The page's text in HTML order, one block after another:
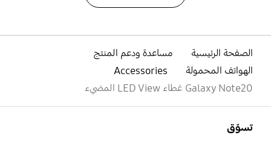
الصفحة الرئيسية
مساعدة ودعم المنتج
الهواتف المحمولة
Accessories
Galaxy Note20‏ غطاء LED View المضيء
تسوّق